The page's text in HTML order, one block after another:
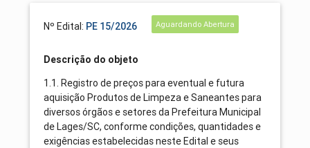
Nº Edital: PE 15/2026 Aguardando Abertura
Descrição do objeto
1.1. Registro de preços para eventual e futura
aquisição Produtos de Limpeza e Saneantes para
diversos órgãos e setores da Prefeitura Municipal
de Lages/SC, conforme condições, quantidades e
exigências estabelecidas neste Edital e seus